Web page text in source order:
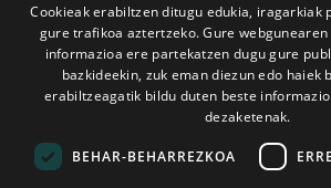
Cookieak erabiltzen ditugu edukia, iragarkiak
gure trafikoa aztertzeko. Gure
informazioa ere partekatzen dugu gure
bazkideekin, zuk eman diezun edo haiek
erabiltzeagatik bildu duten beste
dezaketenak.
BEHAR-BEHARREZKOA